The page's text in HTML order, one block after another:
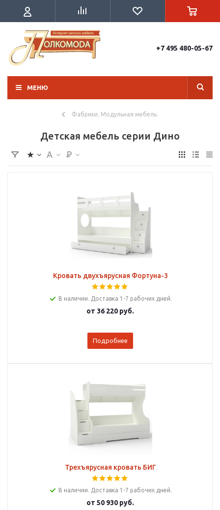
+7 495 480-05-67
МЕНЮ
Фабрики. Модульная мебель.
Детская мебель серии Дино
Кровать двухъярусная Фортуна-3
В наличии. Доставка 1-7 рабочих дней.
от 36 220 руб.
Подробнее
Трехъярусная кровать БИГ
В наличии. Доставка 1-7 рабочих дней.
от 50 930 руб.